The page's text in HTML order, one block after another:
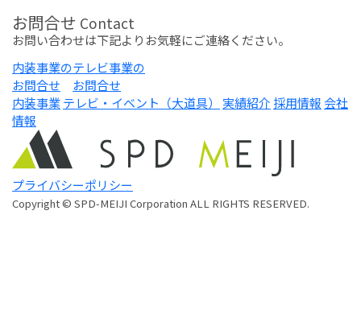
お問合せ Contact
お問い合わせは下記よりお気軽にご連絡ください。
内装事業の
お問合せ
テレビ事業の
お問合せ
内装事業テレビ・イベント（大道具） 実績紹介 採用情報 会社
情報
プライバシーポリシー
Copyright © SPD-MEIJI Corporation ALL RIGHTS RESERVED.